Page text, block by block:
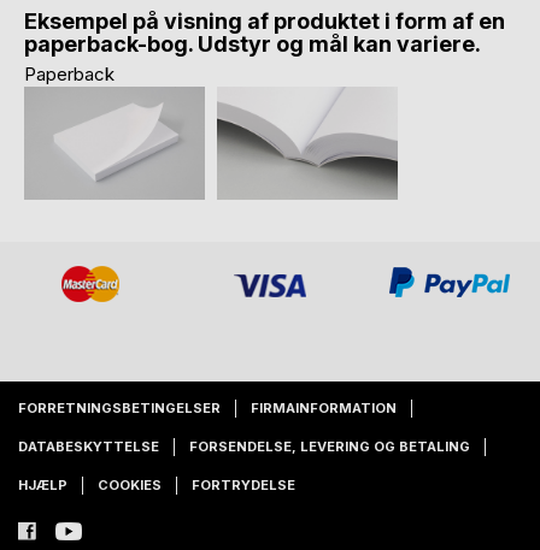
Eksempel på visning af produktet i form af en
paperback-bog. Udstyr og mål kan variere.
Paperback
FORRETNINGSBETINGELSER FIRMAINFORMATION
DATABESKYTTELSE FORSENDELSE, LEVERING OG BETALING
HJÆLP COOKIES FORTRYDELSE